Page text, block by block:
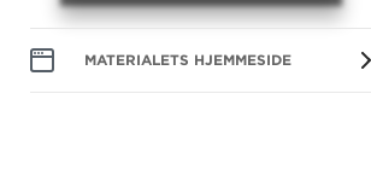
MATERIALETS HJEMMESIDE